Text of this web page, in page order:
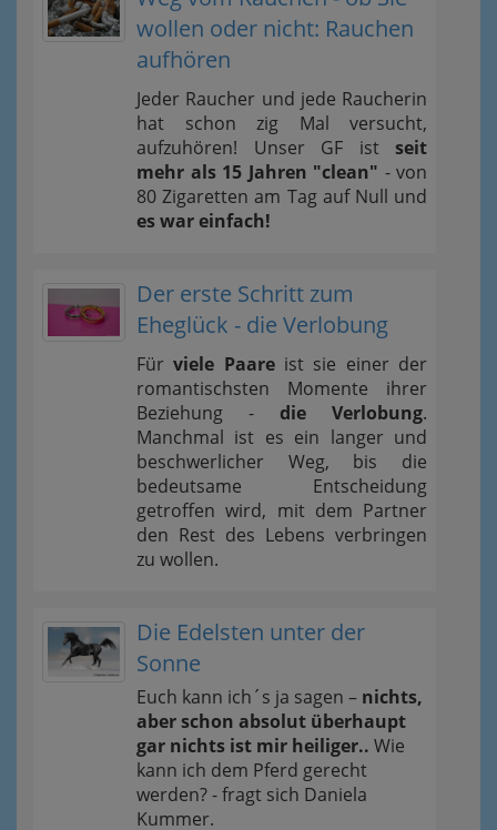
wollen oder nicht: Rauchen
aufhören
Jeder Raucher und jede Raucherin
hat schon zig Mal versucht,
aufzuhören! Unser GF ist seit
mehr als 15 Jahren "clean" - von
80 Zigaretten am Tag auf Null und
es war einfach!
Der erste Schritt zum
Eheglück - die Verlobung
Fürviele Paareist sie einer der
romantischsten Momente ihrer
Beziehung - die Verlobung.
Manchmal ist es ein langer und
beschwerlicher Weg, bis die
bedeutsame Entscheidung
getroffen wird, mit dem Partner
den Rest des Lebens verbringen
zu wollen.
Die Edelsten unter der
Sonne
Euch kann ich´s ja sagen – nichts,
aber schon absolut überhaupt
gar nichts ist mir heiliger.. Wie
kann ich dem Pferd gerecht
werden? - fragt sich Daniela
Kummer.